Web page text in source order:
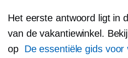
Het eerste antwoord ligt in
van de vakantiewinkel.
op De essentiële gids